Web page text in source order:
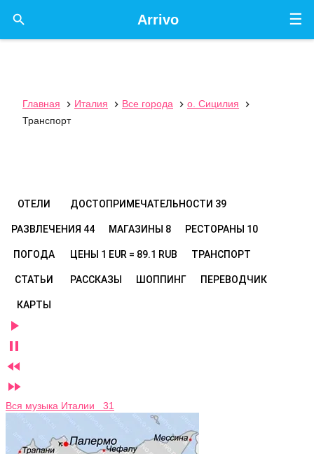
☰
Arrivo

Главная  Италия  Все города  о. Сицилия

Транспорт
ОТЕЛИ ДОСТОПРИМЕЧАТЕЛЬНОСТИ 39
РАЗВЛЕЧЕНИЯ 44 МАГАЗИНЫ 8 РЕСТОРАНЫ 10
ПОГОДА ЦЕНЫ 1 EUR = 89.1 RUB ТРАНСПОРТ
СТАТЬИ РАССКАЗЫ ШОППИНГ ПЕРЕВОДЧИК
КАРТЫ




Вся музыка Италии 31